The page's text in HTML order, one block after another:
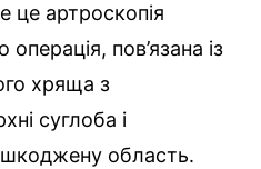
це артроскопія
пов’язана із
хряща з
суглоба і
область.